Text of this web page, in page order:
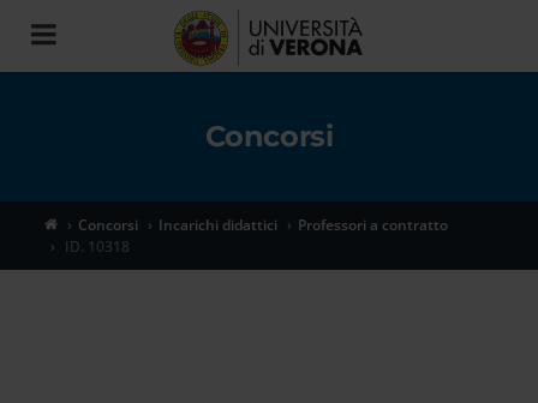
Toggle
navigation
Concorsi
Concorsi Incarichi didattici
Professori a contratto
ID. 10318